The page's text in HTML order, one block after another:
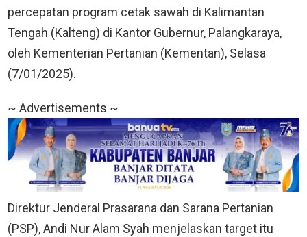
percepatan program cetak sawah di Kalimantan
Tengah (Kalteng) di Kantor Gubernur, Palangkaraya,
oleh Kementerian Pertanian (Kementan), Selasa
(7/01/2025).
~ Advertisements ~
Direktur Jenderal Prasarana dan Sarana Pertanian
(PSP), Andi Nur Alam Syah menjelaskan target itu